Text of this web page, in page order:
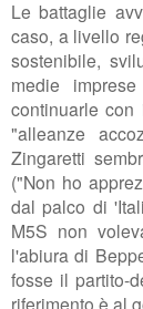
Le battaglie
caso, a livello
sostenibile,
medie
continuarle con
"alleanze
Zingaretti
("Non ho
dal palco di
M5S non
l'abiura di
fosse il partito-
riferimento è al